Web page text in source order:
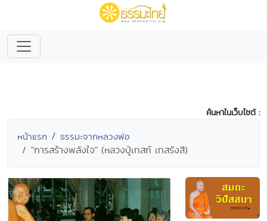
ค้นหาในเว็บไซต์ :
หน้าแรก ธรรมะจากหลวงพ่อ
"การสร้างพลังใจ" (หลวงปู่เทสก์ เทสรังสี)